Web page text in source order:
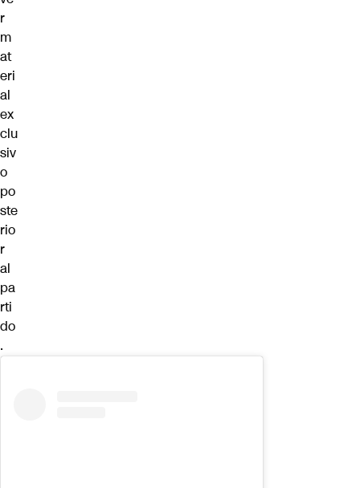
r
m
at
eri
al
ex
clu
siv
o
po
ste
rio
r
al
pa
rti
do
.